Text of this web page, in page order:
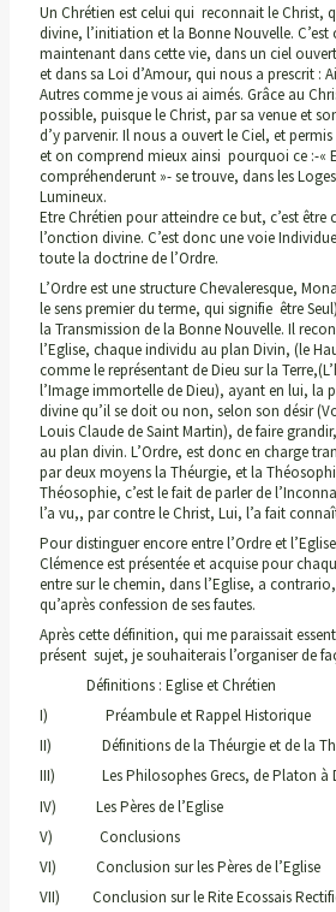
Un Chrétien est celui qui reconnait le Christ,
divine, l’initiation et la Bonne Nouvelle.
maintenant dans cette vie, dans un ciel
et dans sa Loi d’Amour, qui nous a prescrit :
Autres comme je vous ai aimés. Grâce au
possible, puisque le Christ, par sa venue et
d’y parvenir. Il nous a ouvert le Ciel, et permis
et on comprend mieux ainsi pourquoi ce :-«
compréhenderunt »- se trouve, dans les
Lumineux.
Etre Chrétien pour atteindre ce but, c’est être
l’onction divine. C’est donc une voie
toute la doctrine de l’Ordre.
L’Ordre est une structure Chevaleresque,
le sens premier du terme, qui signifie être
la Transmission de la Bonne Nouvelle. Il
l’Eglise, chaque individu au plan Divin, (le
comme le représentant de Dieu sur la
l’Image immortelle de Dieu), ayant en lui, la
divine qu’il se doit ou non, selon son désir
Louis Claude de Saint Martin), de faire
au plan divin. L’Ordre, est donc en charge
par deux moyens la Théurgie, et la
Théosophie, c’est le fait de parler de
l’a vu,, par contre le Christ, Lui, l’a fait
Pour distinguer encore entre l’Ordre et
Clémence est présentée et acquise pour
entre sur le chemin, dans l’Eglise, a
qu’après confession de ses fautes.
Après cette définition, qui me paraissait
présent sujet, je souhaiterais l’organiser de
Définitions : Eglise et Chrétien
I) Préambule et Rappel Historique
II) Définitions de la Théurgie et de la
III) Les Philosophes Grecs, de Platon à
IV) Les Pères de l’Eglise
V) Conclusions
VI) Conclusion sur les Pères de l’Eglise
VII) Conclusion sur le Rite Ecossais